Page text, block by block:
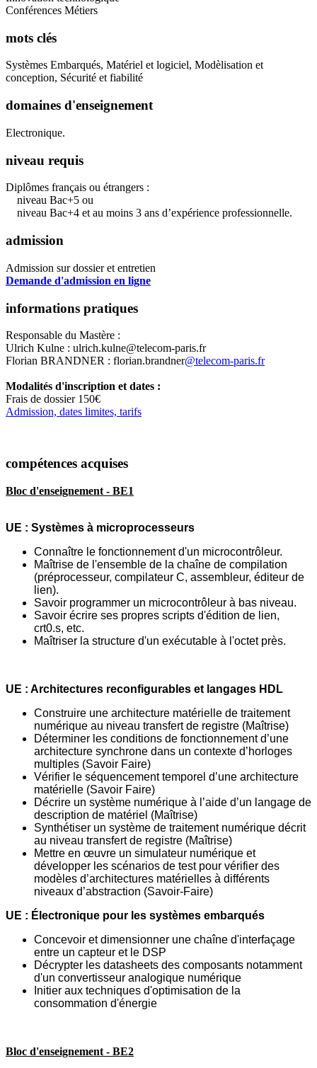
Conférences Métiers
mots clés
Systèmes Embarqués, Matériel et logiciel, Modèlisation et
conception, Sécurité et fiabilité
domaines d'enseignement
Electronique.
niveau requis
Diplômes français ou étrangers :
niveau Bac+5 ou
niveau Bac+4 et au moins 3 ans d’expérience professionnelle.
admission
Admission sur dossier et entretien
Demande d'admission en ligne
informations pratiques
Responsable du Mastère :
Ulrich Kulne : ulrich.kulne@telecom-paris.fr
Florian BRANDNER : florian.brandner@telecom-paris.fr
Modalités d'inscription et dates :
Frais de dossier 150€
Admission, dates limites, tarifs
compétences acquises
Bloc d'enseignement - BE1
UE : Systèmes à microprocesseurs
Connaître le fonctionnement d'un microcontrôleur.
Maîtrise de l'ensemble de la chaîne de compilation
(préprocesseur, compilateur C, assembleur, éditeur de
lien).
Savoir programmer un microcontrôleur à bas niveau.
Savoir écrire ses propres scripts d'édition de lien,
crt0.s, etc.
Maîtriser la structure d'un exécutable à l'octet près.
UE : Architectures reconfigurables et langages HDL
Construire une architecture matérielle de traitement
numérique au niveau transfertde registre (Maîtrise)
Déterminer les conditions de fonctionnement d’une
architecture synchrone dans un contexte d’horloges
multiples (Savoir Faire)
Vérifier le séquencement temporel d’une architecture
matérielle (Savoir Faire)
Décrire un système numérique à l’aide d’un langage de
description de matériel (Maîtrise)
Synthétiser un système de traitement numérique décrit
au niveau transfert de registre (Maîtrise)
Mettre en œuvre un simulateur numérique et
développer les scénarios de test pour vérifier des
modèles d’architectures matérielles à différents
niveaux d’abstraction (Savoir-Faire)
UE : Électronique pour les systèmes embarqués
Concevoir et dimensionner une chaîne d'interfaçage
entre un capteur et le DSP
Décrypter les datasheets des composants notamment
d'un convertisseur analogique numérique
Initier aux techniques d'optimisation de la
consommation d'énergie
Bloc d'enseignement - BE2